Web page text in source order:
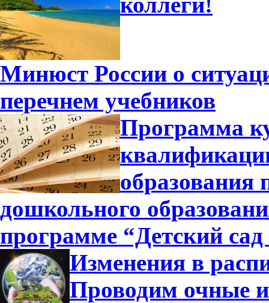
Минюст России о
перечнем учебников
Программа
дошкольного
программе “Детский сад
Изменения в
Проводим очные